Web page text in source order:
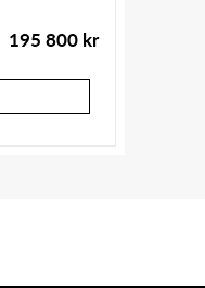
195 800 kr